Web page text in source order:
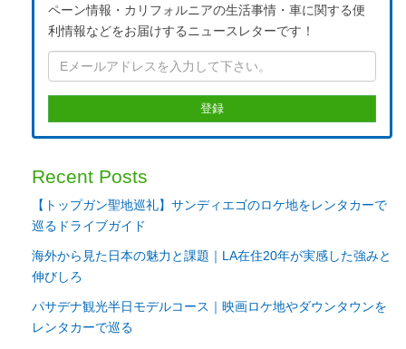
ペーン情報・カリフォルニアの生活事情・車に関する便
利情報などをお届けするニュースレターです！
Recent Posts
【トップガン聖地巡礼】サンディエゴのロケ地をレンタカーで
巡るドライブガイド
海外から見た日本の魅力と課題｜LA在住20年が実感した強みと
伸びしろ
パサデナ観光半日モデルコース｜映画ロケ地やダウンタウンを
レンタカーで巡る